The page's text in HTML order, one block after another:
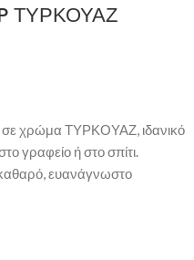
ΤΥΡΚΟΥΑΖ
χρώμα ΤΥΡΚΟΥΑΖ, ιδανικό
γραφείο ή στο σπίτι.
ευανάγνωστο